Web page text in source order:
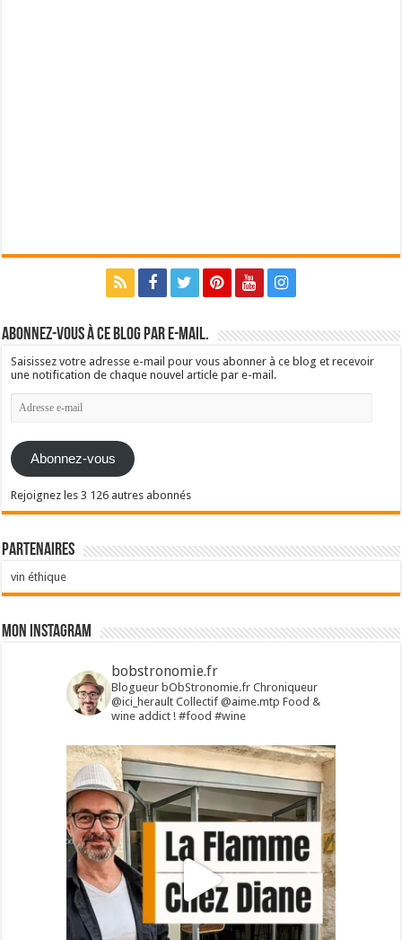
Abonnez-vous à ce blog par e-mail.
Saisissez votre adresse e-mail pour vous abonner à ce blog et recevoir
une notification de chaque nouvel article par e-mail.
Adresse
e-
Abonnez-vous
Rejoignez les 3 126 autres abonnés
Partenaires
vin éthique
Mon Instagram
bobstronomie.fr
Blogueur bObStronomie.fr Chroniqueur
@ici_heraultCollectif @aime.mtp Food &
wine addict !#food #wine